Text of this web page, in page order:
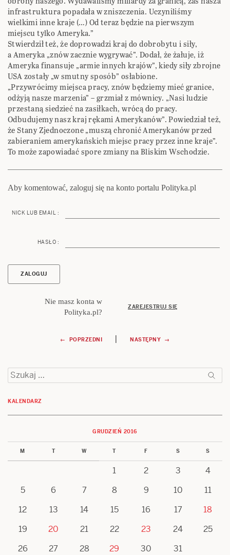
infrastruktura popadała w zniszczenia. Uczyniliśmy
wielkimi inne kraje (…) Od teraz będzie na pierwszym
miejscu tylko Ameryka.”
Stwierdził też, że doprowadzi kraj do dobrobytu i siły,
a Ameryka „znów zacznie wygrywać”. Dodał, że żałuje, iż
Ameryka finansuje „armie innych krajów”, kiedy siły zbrojne
USA zostały „w smutny sposób” osłabione.
„Przywrócimy miejsca pracy, znów będziemy mieć granice,
odżyją nasze marzenia” – grzmiał z mównicy. „Nasi ludzie
przestaną siedzieć na zasiłkach, wrócą do pracy.
Odbudujemy nasz kraj rękami Amerykanów”. Powiedział też,
że Stany Zjednoczone „muszą chronić Amerykanów przed
zabieraniem amerykańskich miejsc pracy przez inne kraje”.
To może zapowiadać spore zmiany na Bliskim Wschodzie.
Aby komentować, zaloguj się na konto portalu Polityka.pl
NICK LUB EMAIL :
HASŁO :
Nie masz konta w
Polityka.pl?
ZAREJESTRUJ SIĘ
Nawigacja
wpisu
← POPRZEDNI | NASTĘPNY →
Szukaj:
KALENDARZ
GRUDZIEŃ 2016
M T W T F S S
1 2 3
4
5
6 7 8 9 10
11
12
13 14 15 16 17
18
19
20 21 22 23 24
25
26
27 28 29 30
31